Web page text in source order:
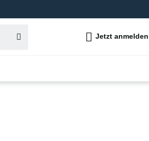
Jetzt anmelden